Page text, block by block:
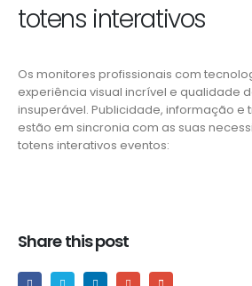
totens interativos
Os monitores profissionais com
experiência visual incrível e qualidade
insuperável. Publicidade, informação e
estão em sincronia com as suas
totens interativos eventos:
Share this post